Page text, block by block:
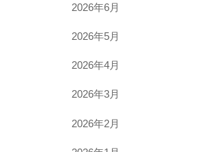
2026年6月
2026年5月
2026年4月
2026年3月
2026年2月